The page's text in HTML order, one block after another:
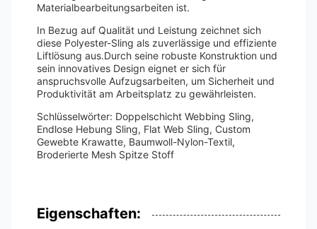
Materialbearbeitungsarbeiten ist.
In Bezug auf Qualität und Leistung zeichnet sich
diese Polyester-Sling als zuverlässige und effiziente
Liftlösung aus.Durch seine robuste Konstruktion und
sein innovatives Design eignet er sich für
anspruchsvolle Aufzugsarbeiten, um Sicherheit und
Produktivität am Arbeitsplatz zu gewährleisten.
Schlüsselwörter: Doppelschicht Webbing Sling,
Endlose Hebung Sling, Flat Web Sling, Custom
Gewebte Krawatte, Baumwoll-Nylon-Textil,
Broderierte Mesh Spitze Stoff
Eigenschaften: